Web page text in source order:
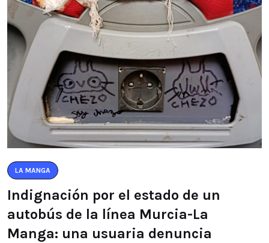
LA MANGA
Indignación por el estado de un
autobús de la línea Murcia-La
Manga: una usuaria denuncia